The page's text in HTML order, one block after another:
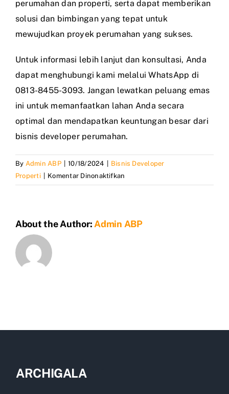
perumahan dan properti, serta dapat memberikan
solusi dan bimbingan yang tepat untuk
mewujudkan proyek perumahan yang sukses.
Untuk informasi lebih lanjut dan konsultasi, Anda
dapat menghubungi kami melalui WhatsApp di
0813-8455-3093. Jangan lewatkan peluang emas
ini untuk memanfaatkan lahan Anda secara
optimal dan mendapatkan keuntungan besar dari
bisnis developer perumahan.
By Admin ABP 10/18/2024
Bisnis Developer
Properti
Komentar Dinonaktifkan
Peluang
Perumahan
About the Author:Admin ABP
ARCHIGALA